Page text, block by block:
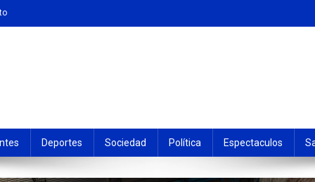
Deportes Sociedad Política Espectaculos